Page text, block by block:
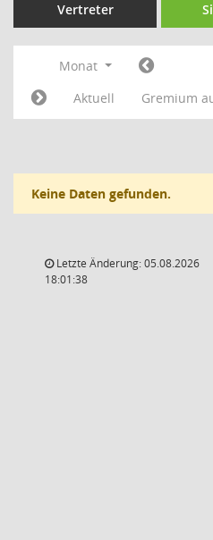
Vertreter
Monat
Aktuell
Gremium
Keine Daten gefunden.
Letzte Änderung: 05.08.2026
18:01:38